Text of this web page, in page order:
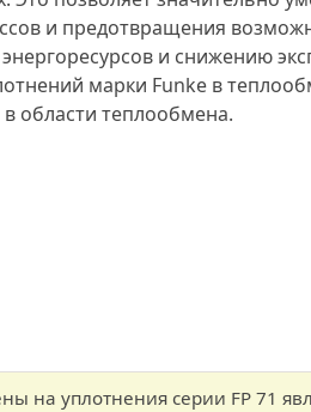
и предотвращения
и снижению
марки Funke в
области теплообмена.
на уплотнения серии FP 71